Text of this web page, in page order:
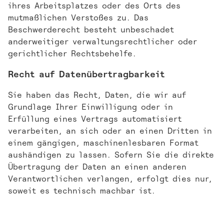
ihres Arbeitsplatzes oder des Orts des
mutmaßlichen Verstoßes zu. Das
Beschwerderecht besteht unbeschadet
anderweitiger verwaltungsrechtlicher oder
gerichtlicher Rechtsbehelfe.
Recht auf Daten­übertrag­barkeit
Sie haben das Recht, Daten, die wir auf
Grundlage Ihrer Einwilligung oder in
Erfüllung eines Vertrags automatisiert
verarbeiten, an sich oder an einen Dritten in
einem gängigen, maschinenlesbaren Format
aushändigen zu lassen. Sofern Sie die direkte
Übertragung der Daten an einen anderen
Verantwortlichen verlangen, erfolgt dies nur,
soweit es technisch machbar ist.